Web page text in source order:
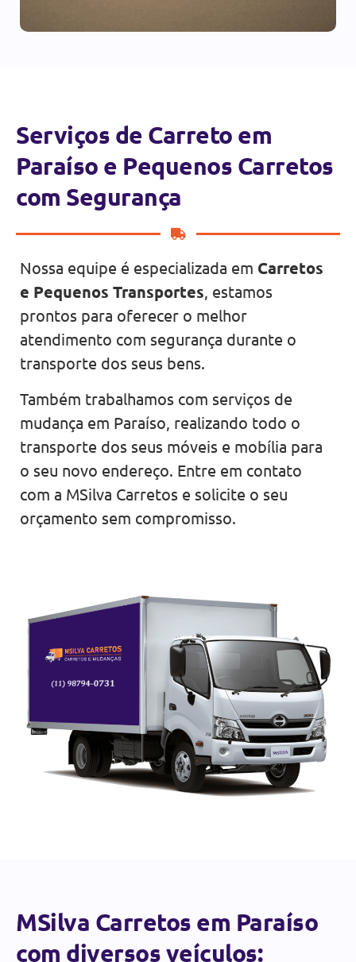
Serviços de Carreto em
Paraíso e Pequenos Carretos
com Segurança
Nossa equipe é especializada em Carretos
e Pequenos Transportes, estamos
prontos para oferecer o melhor
atendimento com segurança durante o
transporte dos seus bens.
Também trabalhamos com serviços de
mudança em Paraíso, realizando todo o
transporte dos seus móveis e mobília para
o seu novo endereço. Entre em contato
com a MSilva Carretos e solicite o seu
orçamento sem compromisso.
MSilva Carretos em Paraíso
com diversos veículos: